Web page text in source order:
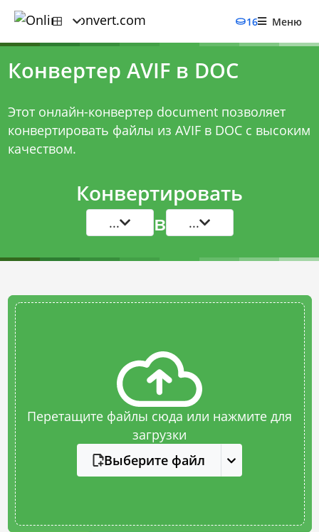
16 Меню
Конвертер AVIF в DOC
Этот онлайн-конвертер document позволяет
конвертировать файлы из AVIF в DOC с высоким
качеством.
Конвертировать
... в ...
Перетащите файлы сюда или нажмите для
загрузки
Выберите файл